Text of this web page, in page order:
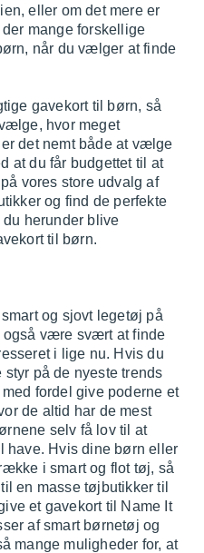
eller om det mere er
mange forskellige
når du vælger at finde
gavekort til børn, så
hvor meget
det nemt både at vælge
at du får budgettet til at
vores store udvalg af
og find de perfekte
herunder blive
til børn.
og sjovt legetøj på
også være svært at finde
i lige nu. Hvis du
på de nyeste trends
fordel give poderne et
de altid har de mest
selv få lov til at
Hvis dine børn eller
i smart og flot tøj, så
en masse tøjbutikker til
et gavekort til Name It
af smart børnetøj og
mange muligheder for, at